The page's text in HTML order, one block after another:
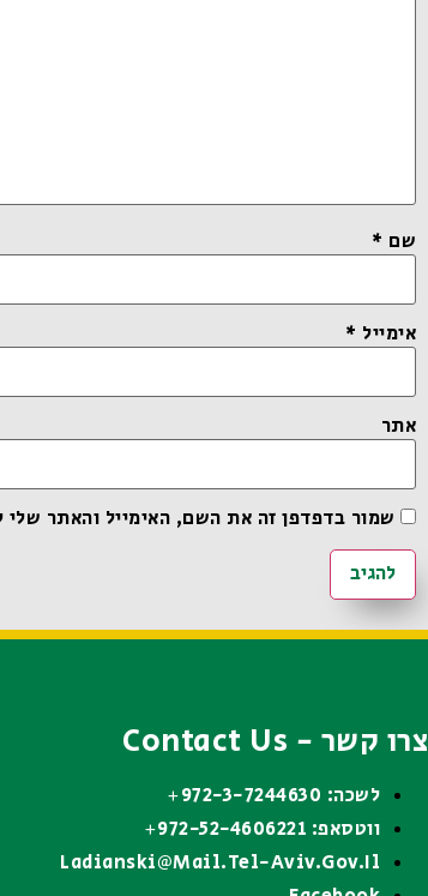
שם *
אימייל *
אתר
שמור בדפדפן זה את השם, האימייל והאתר
צרו קשר - Contact Us
לשכה: 972-3-7244630+
ווטסאפ: 972-52-4606221+
Ladianski@mail.tel-Aviv.gov.il